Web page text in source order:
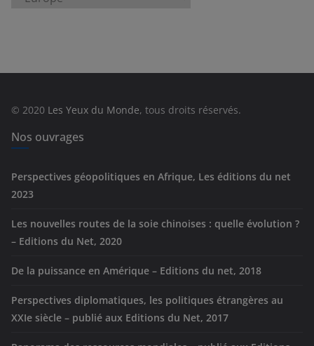
e
s
© 2020 Les Yeux du Monde, tous droits réservés.
Nos ouvrages
Perspectives géopolitiques en Afrique, Les éditions du net
2023
Les nouvelles routes de la soie chinoises : quelle évolution ?
– Editions du Net, 2020
De la puissance en Amérique – Editions du net, 2018
Perspectives diplomatiques, les politiques étrangères au
XXIe siècle – publié aux Editions du Net, 2017